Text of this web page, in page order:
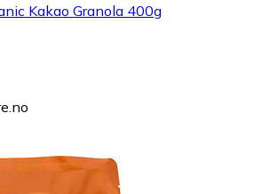
Kakao Granola 400g